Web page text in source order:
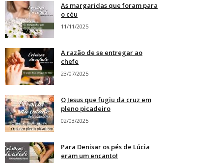
As margaridas que foram para
o céu
11/11/2025
A razão de se entregar ao
chefe
23/07/2025
O Jesus que fugiu da cruz em
pleno picadeiro
02/03/2025
Para Denisar os pés de Lúcia
eram um encanto!